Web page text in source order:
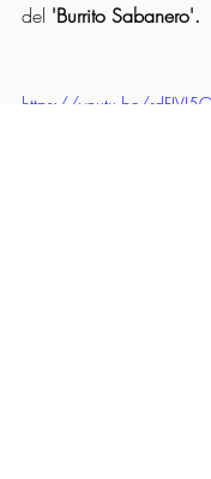
del 'Burrito Sabanero'.
https://youtu.be/